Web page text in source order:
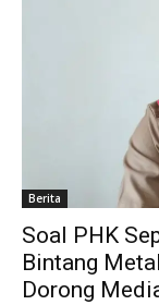
Berita
Soal PHK
Bintang
Dorong